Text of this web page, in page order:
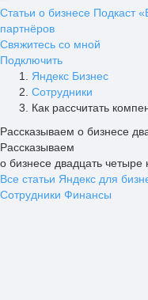
Статьи о бизнесе Подкаст
партнёров
Свяжитесь со мной
Подключить
Яндекс Бизнес
Сотрудники
Как рассчитать
Рассказываем о бизнесе
Рассказываем
о бизнесе двадцать четыре
Все статьи Яндекс для
Сотрудники Финансы